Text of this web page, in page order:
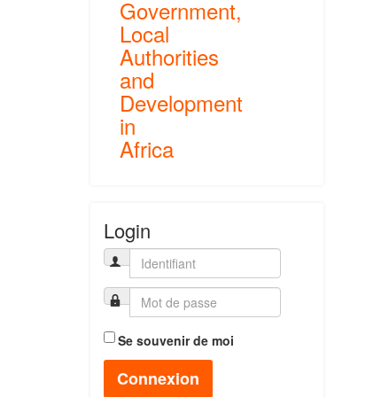
Government,
Local
Authorities
and
Development
in
Africa
Login
Se souvenir de moi
Connexion